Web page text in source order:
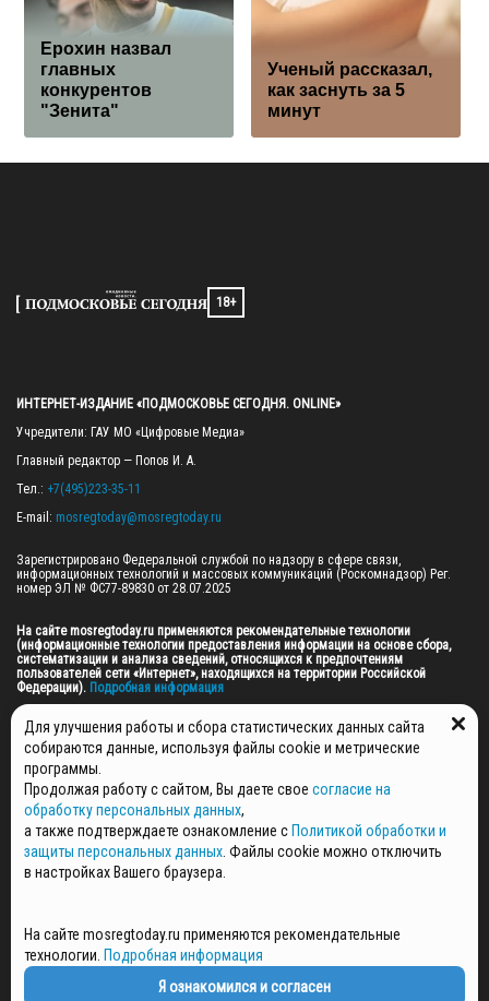
Ерохин назвал
главных
конкурентов
"Зенита"
Ученый рассказал,
как заснуть за 5
минут
18+
ИНТЕРНЕТ-ИЗДАНИЕ «ПОДМОСКОВЬЕ СЕГОДНЯ. ONLINE»
Учредители: ГАУ МО «Цифровые Медиа»
Главный редактор — Попов И. А.
Тел.: +7(495)223-35-11
E-mail: mosregtoday@mosregtoday.ru
Зарегистрировано Федеральной службой по надзору в сфере связи,
информационных технологий и массовых коммуникаций (Роскомнадзор) Рег.
номер ЭЛ № ФС77-89830 от 28.07.2025
На сайте mosregtoday.ru применяются рекомендательные технологии
(информационные технологии предоставления информации на основе сбора,
систематизации и анализа сведений, относящихся к предпочтениям
пользователей сети «Интернет», находящихся на территории Российской
Федерации). Подробная информация
© 2026 ПРАВА НА ВСЕ МАТЕРИАЛЫ САЙТА ПРИНАДЛЕЖАТ ГАУ МО "ЦИФРОВЫЕ
МЕДИА" (ОГРН: 1255000059467).
ПОЛИТИКА ОБРАБОТКИ И ЗАЩИТЫ ПЕРСОНАЛЬНЫХ ДАННЫХ
НОВОСТИ
ГАЗЕТЫ
РЕКЛАМОДАТЕЛЯМ
СПЕЦПРОЕКТЫ
СТАТЬИ
ПОЛИТИКА КОНФИДЕНЦИАЛЬНОСТИ
Для улучшения работы и сбора статистических данных сайта
собираются данные, используя файлы cookie и метрические
программы.
Продолжая работу с сайтом, Вы даете свое согласие на
обработку персональных данных,
а также подтверждаете ознакомление с Политикой обработки и
защиты персональных данных . Файлы cookie можно отключить
в настройках Вашего браузера.
На сайте mosregtoday.ru применяются рекомендательные
технологии. Подробная информация
Я ознакомился и согласен